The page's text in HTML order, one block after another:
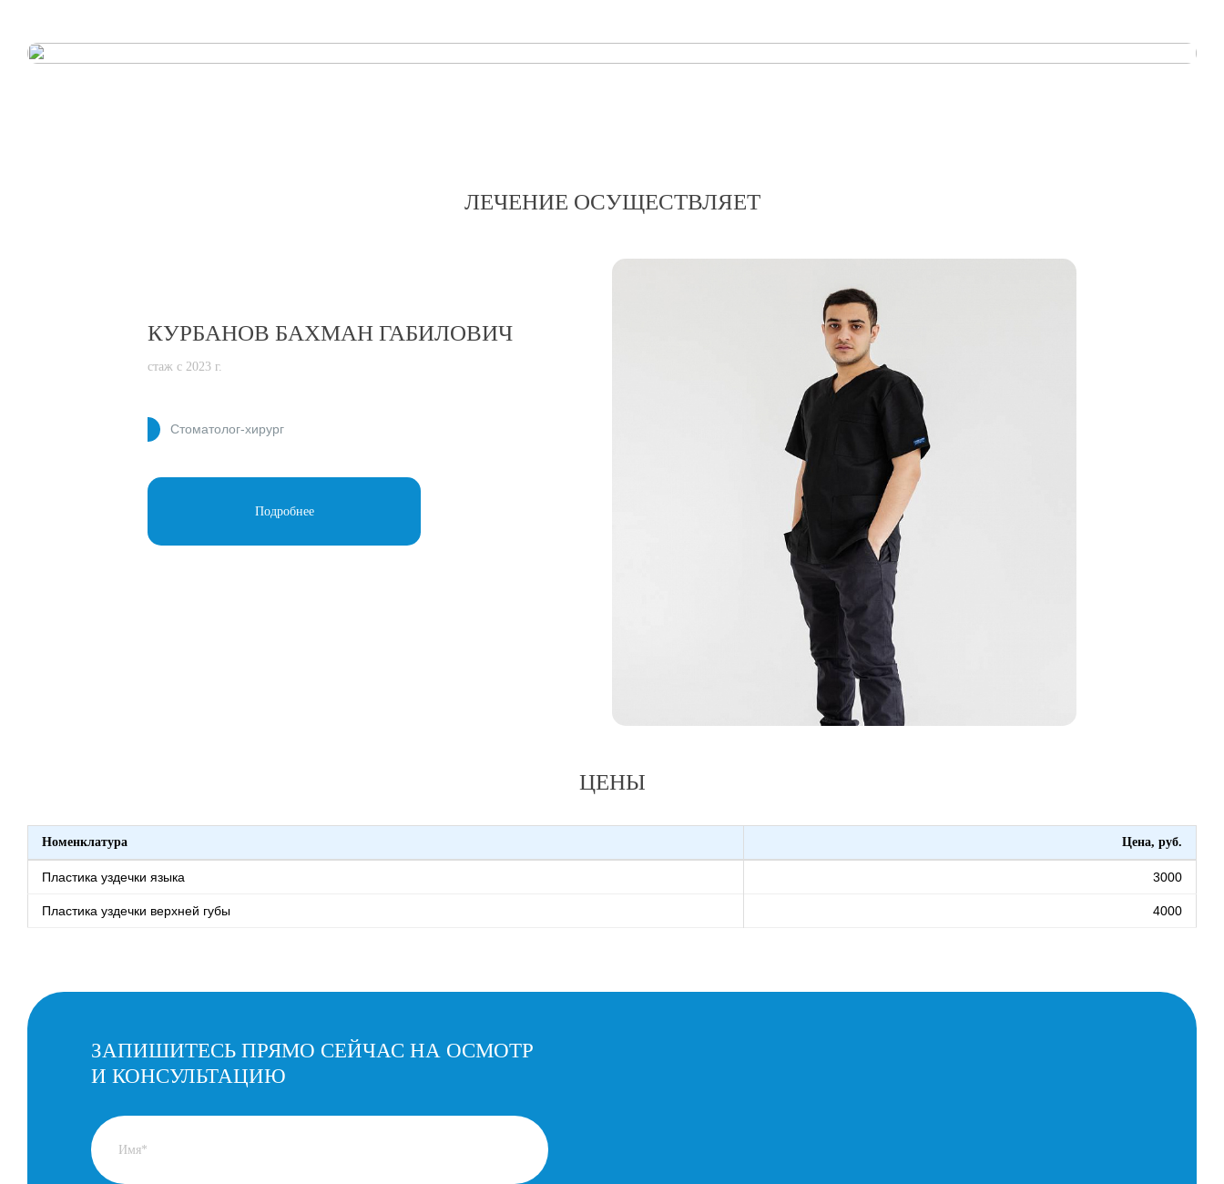
ЛЕЧЕНИЕ ОСУЩЕСТВЛЯЕТ
КУРБАНОВ БАХМАН ГАБИЛОВИЧ
стаж с 2023 г.
Cтоматолог-хирург
Подробнее
ЦЕНЫ
Номенклатура Цена, руб.
Пластика уздечки языка 3000
Пластика уздечки верхней губы 4000
ЗАПИШИТЕСЬ ПРЯМО СЕЙЧАС НА ОСМОТР
И КОНСУЛЬТАЦИЮ